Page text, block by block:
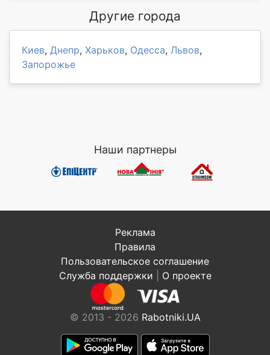
Другие города
Киев, Днепр, Харьков, Одесса, Львов,
Запорожье
Наши партнеры
Реклама
Правила
Пользовательское соглашение
Служба поддержки
О проекте
© 2013 - 2026 Rabotniki.UA